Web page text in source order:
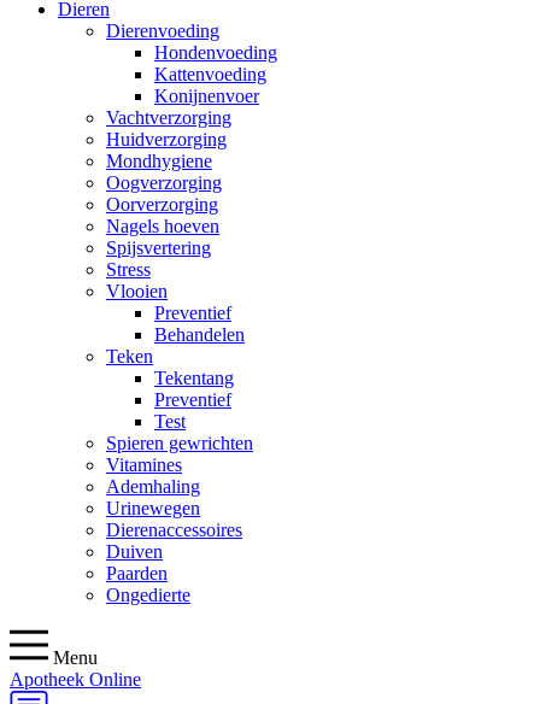
Dieren
Dierenvoeding
Hondenvoeding
Kattenvoeding
Konijnenvoer
Vachtverzorging
Huidverzorging
Mondhygiene
Oogverzorging
Oorverzorging
Nagels hoeven
Spijsvertering
Stress
Vlooien
Preventief
Behandelen
Teken
Tekentang
Preventief
Test
Spieren gewrichten
Vitamines
Ademhaling
Urinewegen
Dierenaccessoires
Duiven
Paarden
Ongedierte
Menu
Apotheek Online